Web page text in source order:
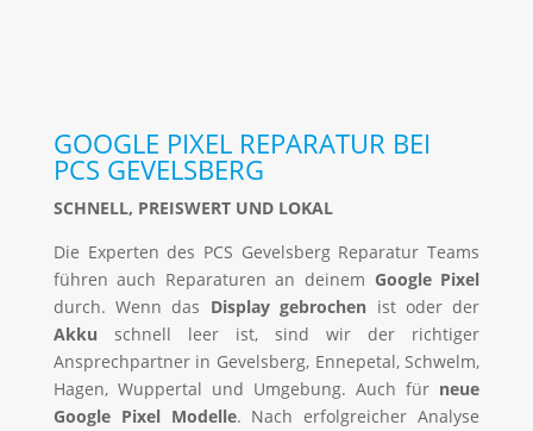
GOOGLE PIXEL REPARATUR BEI
PCS GEVELSBERG
SCHNELL, PREISWERT UND LOKAL
Die Experten des PCS Gevelsberg Reparatur Teams
führen auch Reparaturen an deinem Google Pixel
durch. Wenn das Display gebrochen ist oder der
Akku schnell leer ist, sind wir der richtiger
Ansprechpartner in Gevelsberg, Ennepetal, Schwelm,
Hagen, Wuppertal und Umgebung. Auch für neue
Google PixelModelle. Nach erfolgreicher Analyse